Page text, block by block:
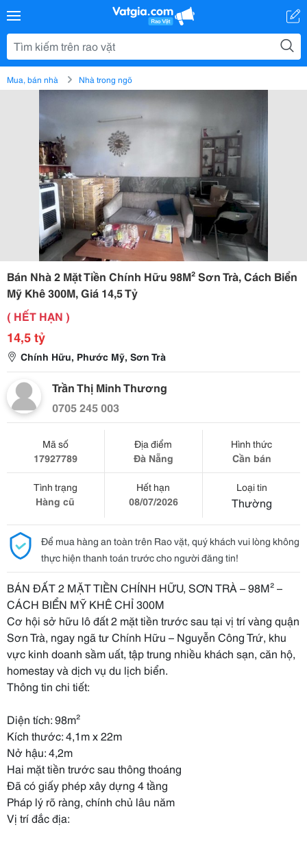
Mua, bán nhà Nhà trong ngõ
Bán Nhà 2 Mặt Tiền Chính Hữu 98M² Sơn Trà, Cách Biển
Mỹ Khê 300M, Giá 14,5 Tỷ
( HẾT HẠN )
14,5 tỷ
Chính Hữu, Phước Mỹ, Sơn Trà
Trần Thị Minh Thương
0705 245 003
Mã số
17927789
Địa điểm
Đà Nẵng
Hình thức
Cần bán
Tình trạng
Hàng cũ
Hết hạn
08/07/2026
Loại tin
Thường
Để mua hàng an toàn trên Rao vặt, quý khách vui lòng không
thực hiện thanh toán trước cho người đăng tin!
BÁN ĐẤT 2 MẶT TIỀN CHÍNH HỮU, SƠN TRÀ – 98M² –
CÁCH BIỂN MỸ KHÊ CHỈ 300M
Cơ hội sở hữu lô đất 2 mặt tiền trước sau tại vị trí vàng quận
Sơn Trà, ngay ngã tư Chính Hữu – Nguyễn Công Trứ, khu
vực kinh doanh sầm uất, tập trung nhiều khách sạn, căn hộ,
homestay và dịch vụ du lịch biển.
Thông tin chi tiết:
Diện tích: 98m²
Kích thước: 4,1m x 22m
Nở hậu: 4,2m
Hai mặt tiền trước sau thông thoáng
Đã có giấy phép xây dựng 4 tầng
Pháp lý rõ ràng, chính chủ lâu năm
Vị trí đắc địa: